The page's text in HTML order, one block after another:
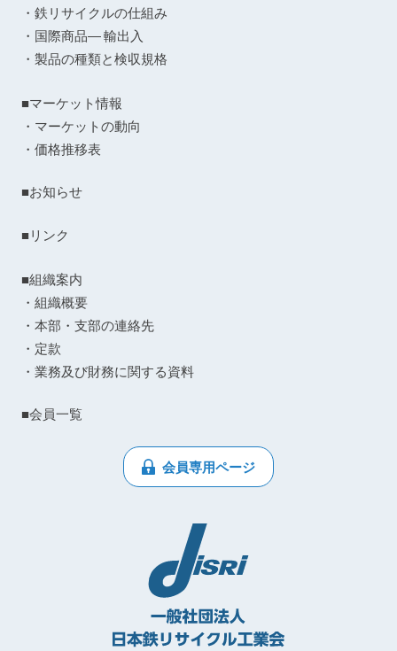
・鉄リサイクルの仕組み
・国際商品― 輸出入
・製品の種類と検収規格
■マーケット情報
・マーケットの動向
・価格推移表
■お知らせ
■リンク
■組織案内
・組織概要
・本部・支部の連絡先
・定款
・業務及び財務に関する資料
■会員一覧
会員専用ページ